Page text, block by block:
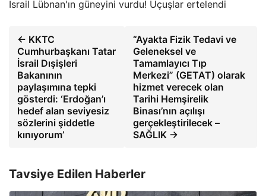
İsrail Lübnan'ın güneyini vurdu! Uçuşlar ertelendi
← KKTC
Cumhurbaşkanı Tatar
İsrail Dışişleri
Bakanının
paylaşımına tepki
gösterdi: ‘Erdoğan’ı
hedef alan seviyesiz
sözlerini şiddetle
kınıyorum’
“Ayakta Fizik Tedavi ve
Geleneksel ve
Tamamlayıcı Tıp
Merkezi” (GETAT) olarak
hizmet verecek olan
Tarihi Hemşirelik
Binası’nın açılışı
gerçekleştirilecek –
SAĞLIK →
Tavsiye Edilen Haberler